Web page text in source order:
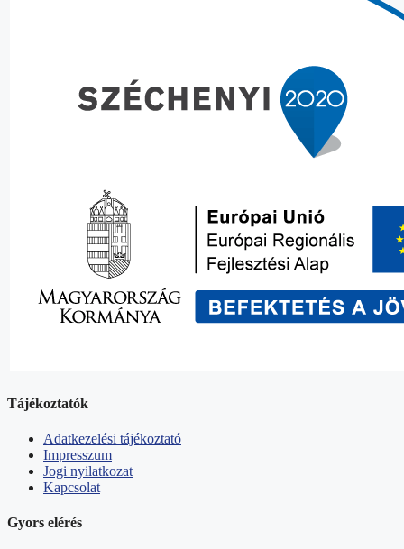
Tájékoztatók
Adatkezelési tájékoztató
Impresszum
Jogi nyilatkozat
Kapcsolat
Gyors elérés